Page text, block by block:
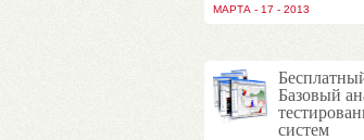
МАРТА - 17 - 2013
Базовый
систем